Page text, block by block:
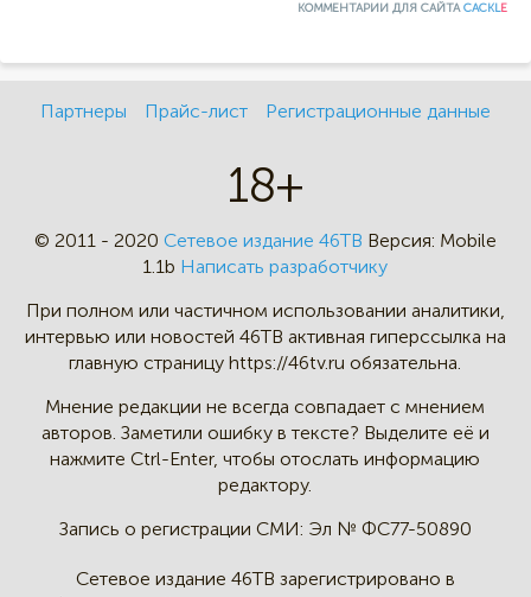
КОММЕНТАРИИ ДЛЯ САЙТАCACKLE
Партнеры Прайс-лист Регистрационные данные
18+
© 2011 - 2020 Сетевое издание 46ТВ Версия: Mobile
1.1b Написать разработчику
При полном или частичном использовании аналитики,
интервью или новостей 46TB активная гиперссылка на
главную страницу https://46tv.ru обязательна.
Мнение редакции не всегда совпадает с мнением
авторов. Заметили ошибку в тексте? Выделите её и
нажмите Ctrl-Enter, чтобы отослать информацию
редактору.
Запись о регистрации СМИ: Эл № ФС77-50890
Сетевое издание 46ТВ зарегистрировано в